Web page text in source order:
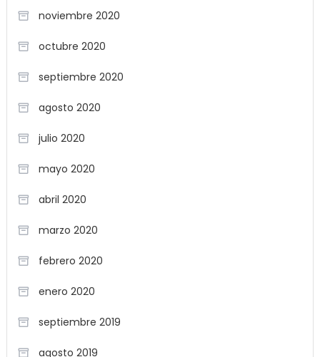
noviembre 2020
octubre 2020
septiembre 2020
agosto 2020
julio 2020
mayo 2020
abril 2020
marzo 2020
febrero 2020
enero 2020
septiembre 2019
agosto 2019